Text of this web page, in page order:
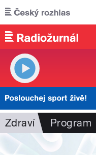
Přejít k hlavnímu obsahu
Zdraví Program